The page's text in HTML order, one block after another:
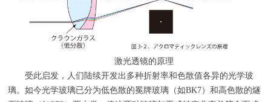
激光透镜的原理
受此启发，人们陆续开发出多种折射率和色散值各异的光学玻
璃。如今光学玻璃已分为低色散的冕牌玻璃（如BK7）和高色散的燧